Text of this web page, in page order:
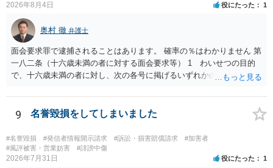
2026年8月4日 役にたった 1
奥村 徹 弁護士
面会要求罪で逮捕されることはあります。 確率の％はわかりません 第
一八二条（十六歳未満の者に対する面会要求等） 1 わいせつの目的
で、十六歳未満の者に対し、次の各号に掲げるいずれかの行為をした
が生まれた日より五年以上前の日に生まれた者に限る。）は、一年以
下の拘禁刑又は五十万円以下の罰金に処する。 一 威迫し、偽計を用
反復して面会を要求すること。 三 金銭その他の利益を供与し、又は
その申込み若しくは約束をして面会を要求すること。 2前項の罪を犯
し、よってわいせつの目的で当該十六歳未満の者と面会をした者は、
9 名誉毀損をしてしまいました
#名誉毀損 #発信者情報開示請求 #訴訟・損害賠償請求
#加害者
#風評被害・営業妨害
#誹謗中傷
2026年7月31日 役にたった 1